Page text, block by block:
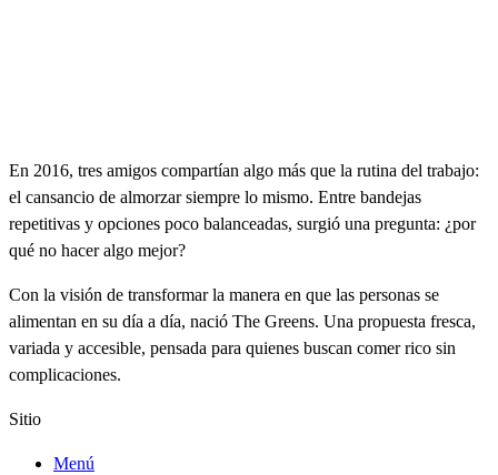
En 2016, tres amigos compartían algo más que la rutina del trabajo:
el cansancio de almorzar siempre lo mismo. Entre bandejas
repetitivas y opciones poco balanceadas, surgió una pregunta: ¿por
qué no hacer algo mejor?
Con la visión de transformar la manera en que las personas se
alimentan en su día a día, nació The Greens. Una propuesta fresca,
variada y accesible, pensada para quienes buscan comer rico sin
complicaciones.
Sitio
Menú